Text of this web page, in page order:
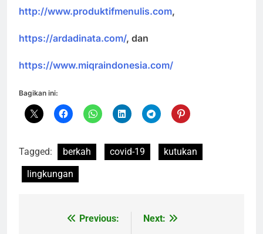
http://www.produktifmenulis.com,
https://ardadinata.com/, dan
https://www.miqraindonesia.com/
Bagikan ini:
Tagged: berkah covid-19
kutukan
lingkungan
NavigasiPrevious:
Next: